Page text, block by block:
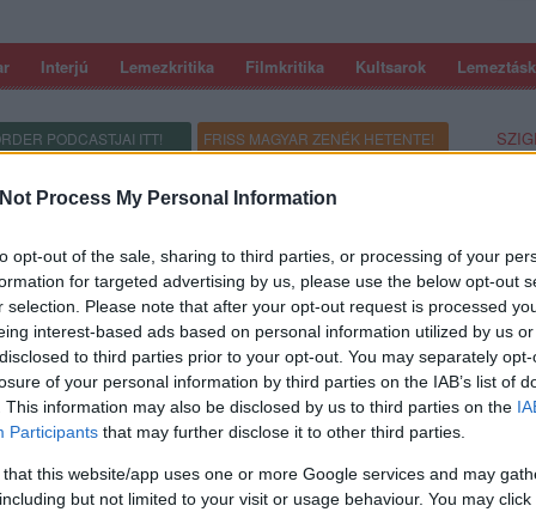
Process My Personal Information
opt-out of the sale, sharing to third parties, or processing of your
for targeted advertising by us, please use the below opt-out
selection. Please note that after your opt-out request is processed
interest-based ads based on personal information utilized by us
to third parties prior to your opt-out. You may separately
of your personal information by third parties on the IAB’s list of
This information may also be disclosed by us to third parties on the
Participants that may further disclose it to other third parties.
that this website/app uses one or more Google services and may
but not limited to your visit or usage behaviour. You may
Interjú Lemezkritika Filmkritika Kultsarok
PODCASTJAI ITT!
FRISS MAGYAR ZENÉK HETENTE!
SOROZATOK. 2005: EZ MENT HÚSZ ÉVE.
BE: VEZETETT BACKSTAGE